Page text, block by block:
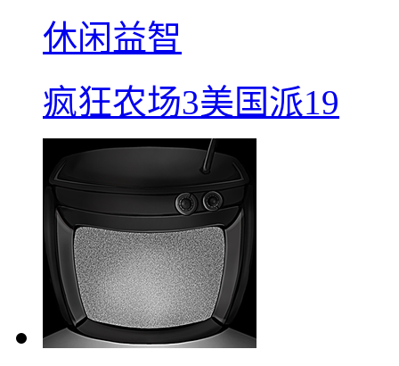
休闲益智
疯狂农场3美国派19